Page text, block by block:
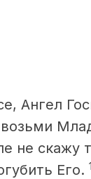
Ангел
не скажу
Его.